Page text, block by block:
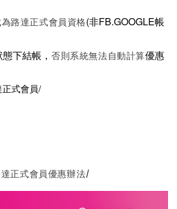
路達正式會員資格(非FB.GOOGLE帳
下結帳， 否則系統無法自動計算優惠
式會員/
正式會員優惠辦法/